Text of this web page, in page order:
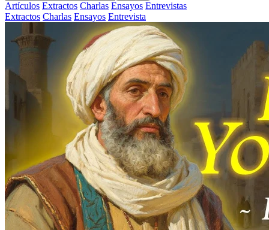
Artículos Extractos Charlas Ensayos Entrevistas
Extractos Charlas Ensayos Entrevista